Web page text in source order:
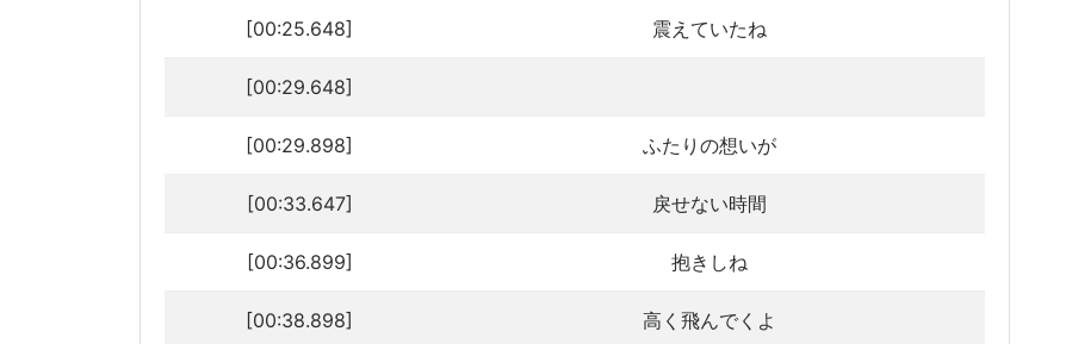
[00:25.648] 震えていたね
[00:29.648]
[00:29.898] ふたりの想いが
[00:33.647] 戾せない時間
[00:36.899] 抱きしね
[00:38.898] 高く飛んでくよ